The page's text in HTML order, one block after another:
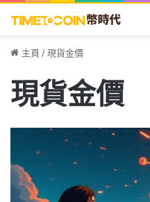
主頁 /現貨金價
現貨金價